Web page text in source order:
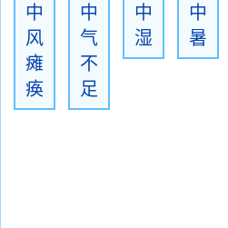
中
风
瘫
痪
中
气
不
足
中
湿
中
暑